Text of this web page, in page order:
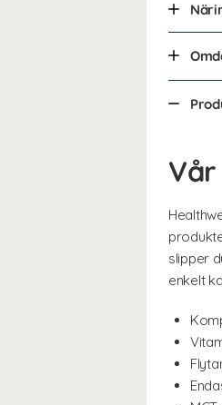
slipper
enkelt